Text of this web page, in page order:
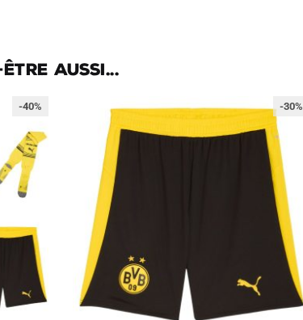
aussi...
-40% -30%